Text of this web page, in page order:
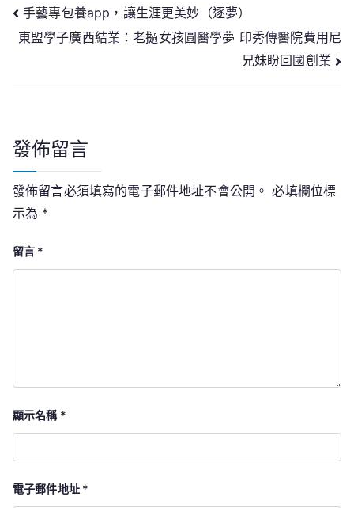
文
章
導
手藝專包養app，讓生涯更美妙（逐夢）
東盟學子廣西結業：老撾女孩圓醫學夢 印秀傳醫院費用尼
兄妹盼回國創業
發佈留言
發佈留言必須填寫的電子郵件地址不會公開。 必填欄位標
示為 *
留言 *
顯示名稱 *
電子郵件地址 *